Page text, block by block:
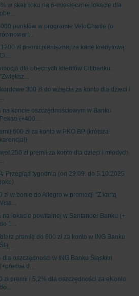
w skali roku na 6-miesięcznej lokacie dla
obe...
punktów w programie VeloChwile (o
równowart...
zł premii pieniężnej za kartę kredytową
Ci...
dla obecnych klientów Citibanku:
"Zwiększ...
300 zł do wzięcia za konto dla dzieci i
...
na koncie oszczędnościowym w Banku
Pekao (+400 ...
600 zł za konto w PKO BP (krótsza
karencja!)
250 zł premii za konto dla dzieci i młodych
...
Przegląd tygodnia (od 29.09. do 5.10.2025
roku)
zł w bonie do Allegro w promocji "Z kartą
Visa...
na lokacie powitalnej w Santander Banku (+
do 1...
premię do 600 zł za konto w ING Banku
Ślą...
dla oszczędności w ING Banku Śląskim
(+premia d...
zł premii i 5,2% dla oszczędności za eKonto
do...